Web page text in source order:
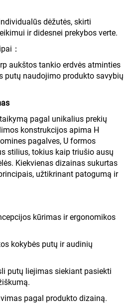
dėžutės, skirti
ir didesnei prekybos verte.
：
aukštos tankio erdvės atminties
putų naudojimo produkto savybių
pagal unikalius prekių
konstrukcijos apima H
pagalves, U formos
stilius, tokius kaip triušio ausų
Kiekvienas dizainas sukurtas
užtikrinant patogumą ir
kūrimas ir ergonomikos
kokybės putų ir audinių
putų liejimas siekiant pasiekti
pagal produkto dizainą.